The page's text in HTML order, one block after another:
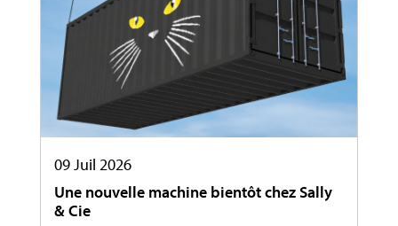
09 Juil 2026
Une nouvelle machine bientôt chez Sally
& Cie